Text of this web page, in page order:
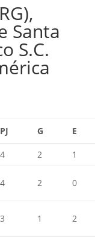
Santa
S.C.
PJ G E
4 2 1
4 2 0
3 1 2